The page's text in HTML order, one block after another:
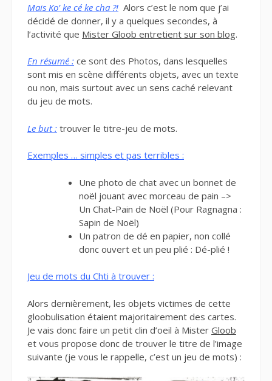
Mais Ko’ ke cé ke cha ?! Alors c’est le nom que j’ai
décidé de donner, il y a quelques secondes, à
l’activité que Mister Gloob entretient sur son blog.
En résumé : ce sont des Photos, dans lesquelles
sont mis en scène différents objets, avec un texte
ou non, mais surtout avec un sens caché relevant
du jeu de mots.
Le but : trouver le titre-jeu de mots.
Exemples … simples et pas terribles :
Une photo de chat avec un bonnet de
noël jouant avec morceau de pain –>
Un Chat-Pain de Noël (Pour Ragnagna :
Sapin de Noël)
Un patron de dé en papier, non collé
donc ouvert et un peu plié : Dé-plié !
Jeu de mots du Chti à trouver :
Alors dernièrement, les objets victimes de cette
gloobulisation étaient majoritairement des cartes.
Je vais donc faire un petit clin d’oeil à Mister Gloob
et vous propose donc de trouver le titre de l’image
suivante (je vous le rappelle, c’est un jeu de mots) :